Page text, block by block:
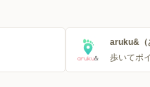
aruku&（
歩いてポ